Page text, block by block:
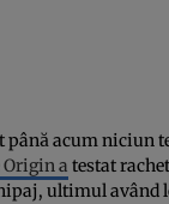
până acum niciun
Origin a testat
ultimul având